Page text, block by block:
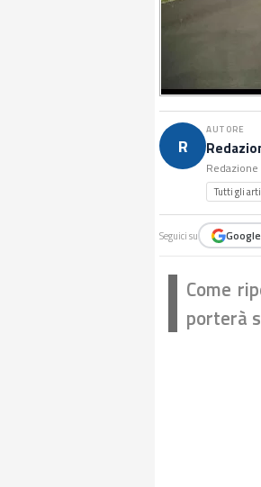
R
AUTORE
Redazione
Tutti gli
Seguici su Google
Come
porterà